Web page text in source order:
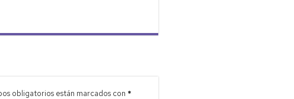
obligatorios están marcados con *